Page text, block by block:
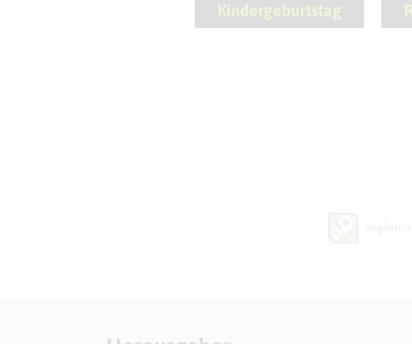
Kindergeburtstag